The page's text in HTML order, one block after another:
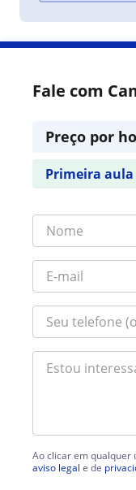
Fale com
Preço por
Primeira
Ao clicar em qualquer
aviso legal e de